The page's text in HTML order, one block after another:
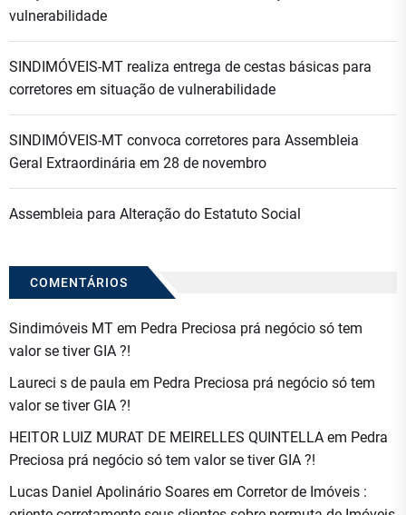
vulnerabilidade
SINDIMÓVEIS-MT realiza entrega de cestas básicas para
corretores em situação de vulnerabilidade
SINDIMÓVEIS-MT convoca corretores para Assembleia
Geral Extraordinária em 28 de novembro
Assembleia para Alteração do Estatuto Social
COMENTÁRIOS
Sindimóveis MT em Pedra Preciosa prá negócio só tem
valor se tiver GIA ?!
Laureci s de paula em Pedra Preciosa prá negócio só tem
valor se tiver GIA ?!
HEITOR LUIZ MURAT DE MEIRELLES QUINTELLA em Pedra
Preciosa prá negócio só tem valor se tiver GIA ?!
Lucas Daniel Apolinário Soares em Corretor de Imóveis :